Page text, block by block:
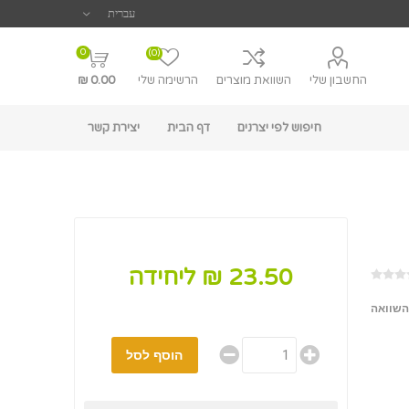
החשבון שלי השוואת מוצרים הרשימה שלי
(0)
0
0.00 ₪
חיפוש לפי יצרנים דף הבית יצירת קשר
23.50 ₪ ליחידה